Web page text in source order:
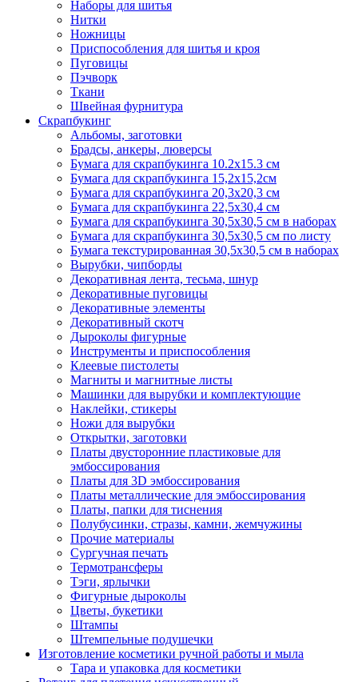
Наборы для шитья
Нитки
Ножницы
Приспособления для шитья и кроя
Пуговицы
Пэчворк
Ткани
Швейная фурнитура
Скрапбукинг
Альбомы, заготовки
Брадсы, анкеры, люверсы
Бумага для скрапбукинга 10.2х15.3 см
Бумага для скрапбукинга 15,2х15,2см
Бумага для скрапбукинга 20,3х20,3 см
Бумага для скрапбукинга 22,5х30,4 см
Бумага для скрапбукинга 30,5х30,5 см в наборах
Бумага для скрапбукинга 30,5х30,5 см по листу
Бумага текстурированная 30,5х30,5 см в наборах
Вырубки, чипборды
Декоративная лента, тесьма, шнур
Декоративные пуговицы
Декоративные элементы
Декоративный скотч
Дыроколы фигурные
Инструменты и приспособления
Клеевые пистолеты
Магниты и магнитные листы
Машинки для вырубки и комплектующие
Наклейки, стикеры
Ножи для вырубки
Открытки, заготовки
Платы двусторонние пластиковые для
эмбоссирования
Платы для 3D эмбоссирования
Платы металлические для эмбоссирования
Платы, папки для тиснения
Полубусинки, стразы, камни, жемчужины
Прочие материалы
Сургучная печать
Термотрансферы
Тэги, ярлычки
Фигурные дыроколы
Цветы, букетики
Штампы
Штемпельные подушечки
Изготовление косметики ручной работы и мыла
Тара и упаковка для косметики